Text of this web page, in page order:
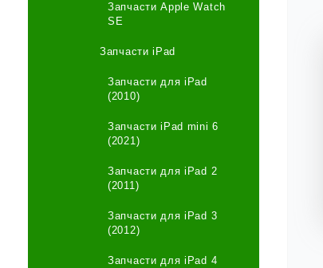
Запчасти Apple Watch
SE
Запчасти iPad
Запчасти для iPad
(2010)
Запчасти iPad mini 6
(2021)
Запчасти для iPad 2
(2011)
Запчасти для iPad 3
(2012)
Запчасти для iPad 4